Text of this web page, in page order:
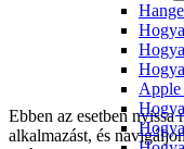
Apple
Ebben az esetben
alkalmazást, és